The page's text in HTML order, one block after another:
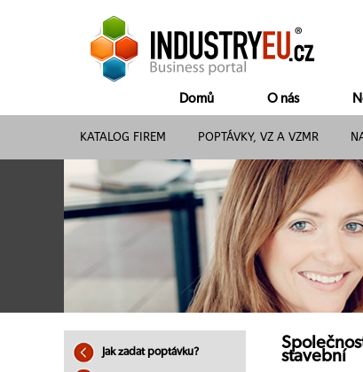
Domů O nás
KATALOG FIREM POPTÁVKY, VZ A VZMR
Jak zadat poptávku? stavební